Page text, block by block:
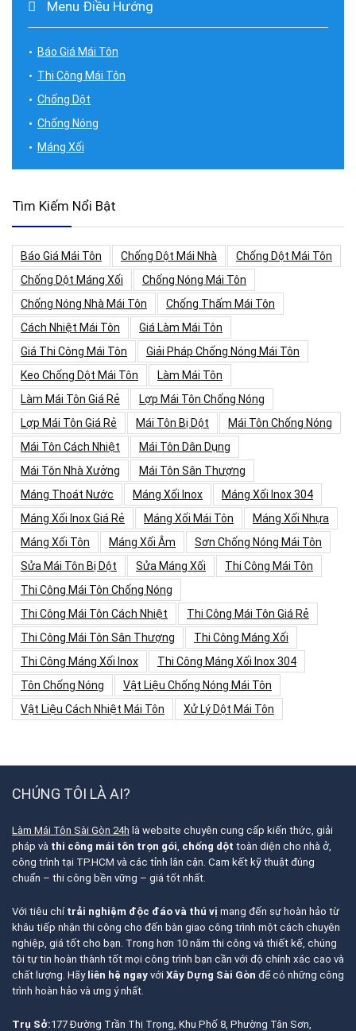
Menu Điều Hướng
Báo Giá Mái Tôn
Thi Công Mái Tôn
Chống Dột
Chống Nóng
Máng Xối
Tìm Kiếm Nổi Bật
Báo Giá Mái Tôn Chống Dột Mái Nhà
Chống Dột Mái Tôn
Chống Dột Máng Xối
Chống Nóng Mái Tôn
Chống Nóng Nhà Mái Tôn
Chống Thấm Mái Tôn
Cách Nhiệt Mái Tôn
Giá Làm Mái Tôn
Giá Thi Công Mái Tôn
Giải Pháp Chống Nóng Mái Tôn
Keo Chống Dột Mái Tôn
Làm Mái Tôn
Làm Mái Tôn Giá Rẻ
Lợp Mái Tôn Chống Nóng
Lợp Mái Tôn Giá Rẻ
Mái Tôn Bị Dột
Mái Tôn Chống Nóng
Mái Tôn Cách Nhiệt
Mái Tôn Dân Dụng
Mái Tôn Nhà Xưởng
Mái Tôn Sân Thượng
Máng Thoát Nước
Máng Xối Inox
Máng Xối Inox 304
Máng Xối Inox Giá Rẻ
Máng Xối Mái Tôn
Máng Xối Nhựa
Máng Xối Tôn
Máng Xối Âm
Sơn Chống Nóng Mái Tôn
Sửa Mái Tôn Bị Dột
Sửa Máng Xối
Thi Công Mái Tôn
Thi Công Mái Tôn Chống Nóng
Thi Công Mái Tôn Cách Nhiệt
Thi Công Mái Tôn Giá Rẻ
Thi Công Mái Tôn Sân Thượng
Thi Công Máng Xối
Thi Công Máng Xối Inox
Thi Công Máng Xối Inox 304
Tôn Chống Nóng
Vật Liệu Chống Nóng Mái Tôn
Vật Liệu Cách Nhiệt Mái Tôn
Xử Lý Dột Mái Tôn
CHÚNG TÔI LÀ AI?
Làm Mái Tôn Sài Gòn 24h là website chuyên cung cấp kiến thức, giải
pháp và thi công mái tôn trọn gói, chống dột toàn diện cho nhà ở,
công trình tại TP.HCM và các tỉnh lân cận. Cam kết kỹ thuật đúng
chuẩn – thi công bền vững – giá tốt nhất.
Với tiêu chí trải nghiệm độc đáo và thú vị mang đến sự hoàn hảo từ
khâu tiếp nhận thi công cho đến bàn giao công trình một cách chuyên
nghiệp, giá tốt cho bạn. Trong hơn 10 năm thi công và thiết kế, chúng
tôi tự tin hoàn thành tốt mọi công trình bạn cần với độ chính xác cao và
chất lượng. Hãy liên hệ ngay với Xây Dựng Sài Gòn để có những công
trình hoàn hảo và ưng ý nhất.
Trụ Sở:177 Đường Trần Thị Trọng, Khu Phố 8, Phường Tân Sơn,